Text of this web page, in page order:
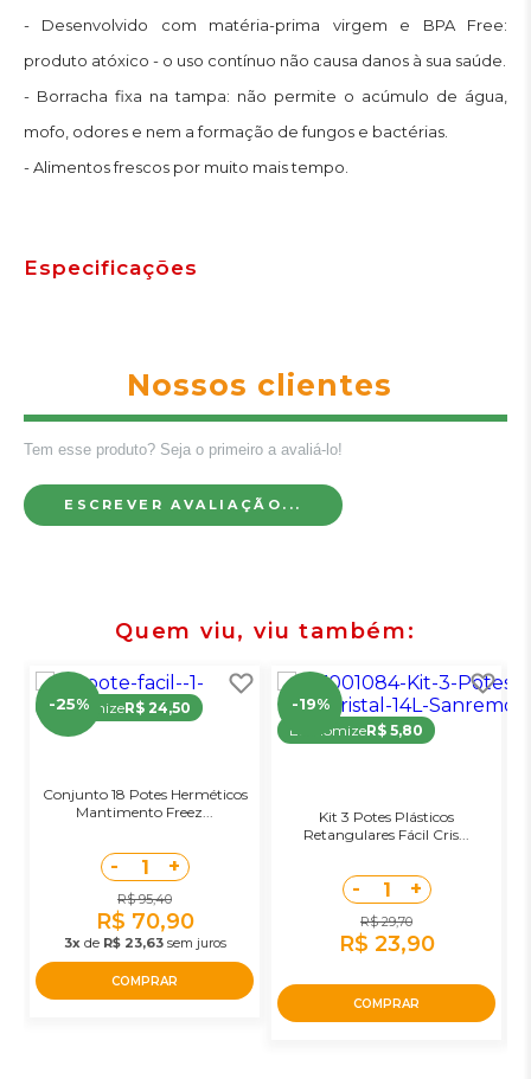
- Desenvolvido com matéria-prima virgem e BPA Free:
produto atóxico - o uso contínuo não causa danos à sua saúde.
- Borracha fixa na tampa: não permite o acúmulo de água,
mofo, odores e nem a formação de fungos e bactérias.
- Alimentos frescos por muito mais tempo.
Especificações
Nossos clientes
Tem esse produto? Seja o primeiro a avaliá-lo!
ESCREVER AVALIAÇÃO...
Quem viu, viu também
-25%
EconomizeR$ 24,50
Conjunto 18 Potes Herméticos
Mantimento Freez...
- 1 +
R$ 95,40
R$ 70,90
3xde R$ 23,63sem juros
COMPRAR
-19%
EconomizeR$ 5,80
Kit 3 Potes Plásticos
Retangulares Fácil Cris...
- 1 +
R$ 29,70
R$ 23,90
COMPRAR